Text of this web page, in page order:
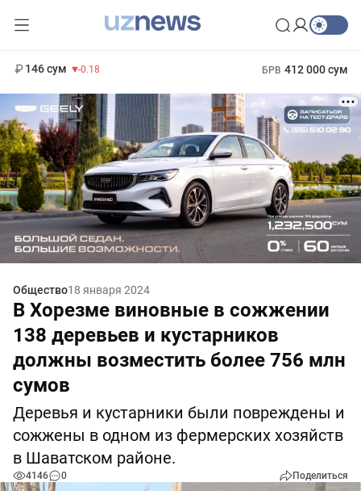
146 сум -0.18 БРВ 412 000 сум
Общество18 января 2024
В Хорезме виновные в сожжении
138 деревьев и кустарников
должны возместить более 756 млн
сумов
Деревья и кустарники были повреждены и
сожжены в одном из фермерских хозяйств
в Шаватском районе.
4146 0 Поделиться